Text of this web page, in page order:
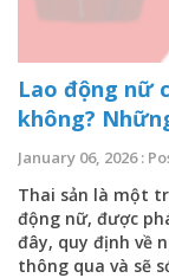
Lao động nữ
không?
January 06, 2026 :
Thai sản là một
động nữ, được
đây, quy định về
thông qua và sẽ